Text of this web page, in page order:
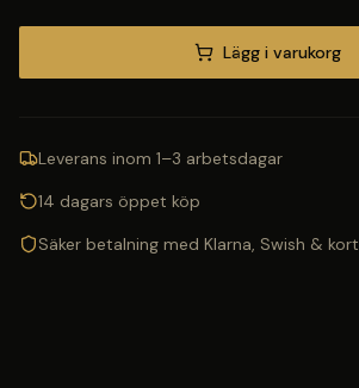
Lägg i varukorg
Leverans inom 1–3 arbetsdagar
14 dagars öppet köp
Säker betalning med Klarna, Swish & kort